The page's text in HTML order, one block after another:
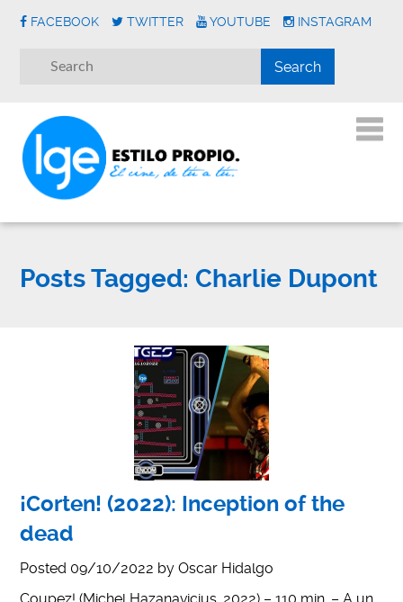
FACEBOOK TWITTER YOUTUBE INSTAGRAM
Posts Tagged: Charlie Dupont
¡Corten! (2022): Inception of the
dead
Posted 09/10/2022 byOscar Hidalgo
Coupez! (Michel Hazanavicius, 2022) – 110 min. – A un